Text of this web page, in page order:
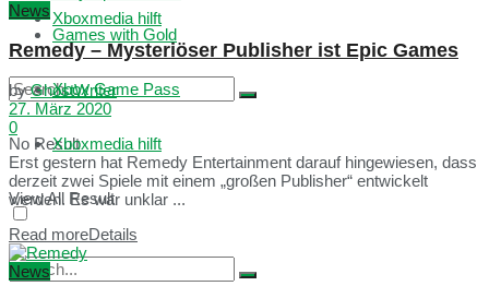
Xboxmedia hilft
No Result
View All Result
Games with Gold
Xbox Game Pass
Xboxmedia hilft
News
Remedy – Mysteriöser Publisher ist Epic Games
by GhostWriter
27. März 2020
0
Erst gestern hat Remedy Entertainment darauf hingewiesen, dass
derzeit zwei Spiele mit einem „großen Publisher“ entwickelt
werden. Es war unklar ...
Read moreDetails
News